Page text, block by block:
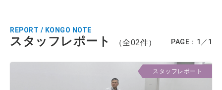
REPORT / KONGO NOTE
スタッフレポート （全02件） PAGE：1／1
スタッフレポート